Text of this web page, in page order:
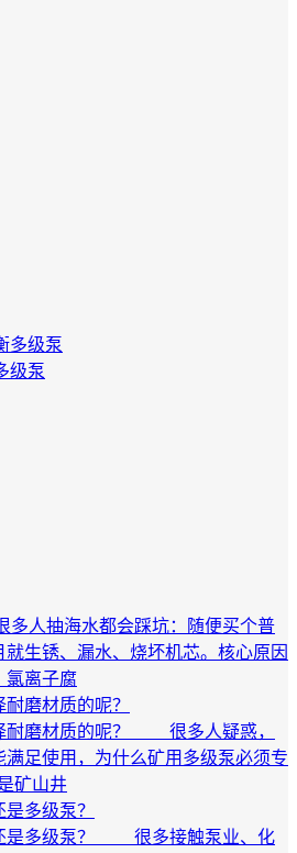
级泵
人抽海水都会踩坑：随便买个普
生锈、漏水、烧坏机芯。核心原因
氯离子腐
磨材质的呢？
耐磨材质的呢？ 很多人疑惑，
足使用，为什么矿用多级泵必须专
矿山井
多级泵？
是多级泵？ 很多接触泵业、化